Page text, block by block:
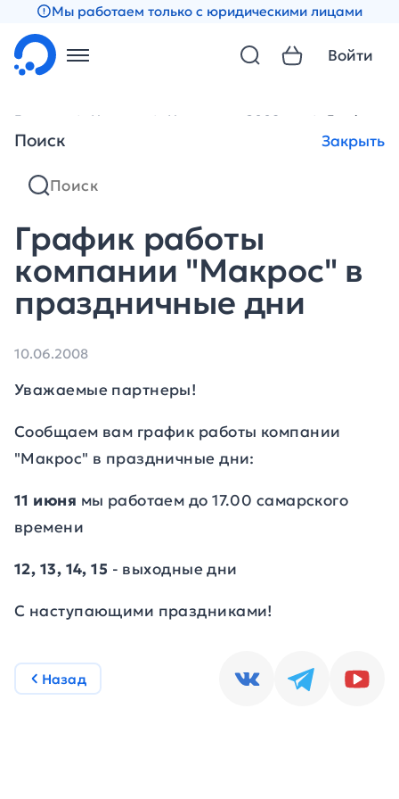
Мы работаем только с юридическими лицами
Поиск Закрыть
Войти
Главная Новости Новости за 2008 год График
График работы
компании "Макрос" в
праздничные дни
10.06.2008
Уважаемые партнеры!
Сообщаем вам график работы компании
"Макрос" в праздничные дни:
11 июня мы работаем до 17.00 самарского
времени
12, 13, 14, 15 - выходные дни
С наступающими праздниками!
Назад